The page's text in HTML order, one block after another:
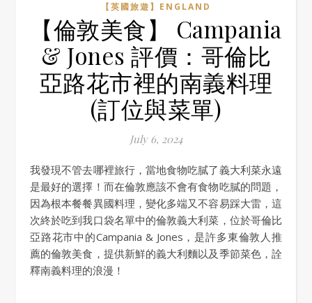
【英國旅遊】ENGLAND
【倫敦美食】 Campania
& Jones 評價：哥倫比
亞路花市裡的南義料理
(訂位與菜單)
July 6, 2024
我發現不管去哪裡旅行，當地食物吃膩了義大利菜永遠
是最好的選擇！而在倫敦應該不會有食物吃膩的問題，
因為根本餐餐異國料理，變化多端又不容易踩大雷，這
次終於吃到我口袋名單中的倫敦義大利菜，位於哥倫比
亞路花市中的Campania & Jones，是許多東倫敦人推
薦的倫敦美食，提供新鮮的義大利麵以及季節菜色，詮
釋南義料理的浪漫！